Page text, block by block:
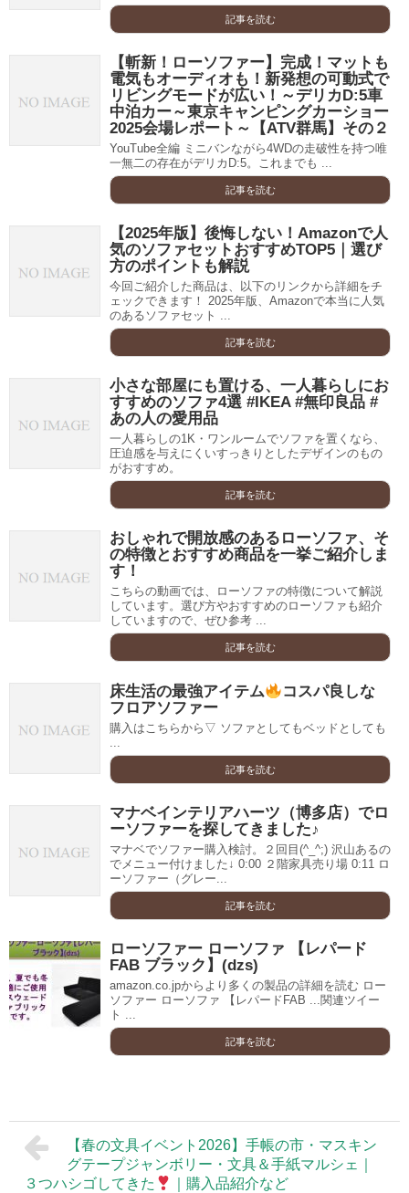
記事を読む
【斬新！ローソファー】完成！マットも
電気もオーディオも！新発想の可動式で
リビングモードが広い！～デリカD:5車
中泊カー～東京キャンピングカーショー
2025会場レポート～【ATV群馬】その２
YouTube全編 ミニバンながら4WDの走破性を持つ唯
一無二の存在がデリカD:5。これまでも ...
記事を読む
【2025年版】後悔しない！Amazonで人
気のソファセットおすすめTOP5｜選び
方のポイントも解説
今回ご紹介した商品は、以下のリンクから詳細をチ
ェックできます！ 2025年版、Amazonで本当に人気
のあるソファセット ...
記事を読む
小さな部屋にも置ける、一人暮らしにお
すすめのソファ4選 #IKEA #無印良品 #
あの人の愛用品
一人暮らしの1K・ワンルームでソファを置くなら、
圧迫感を与えにくいすっきりとしたデザインのもの
がおすすめ。
記事を読む
おしゃれで開放感のあるローソファ、そ
の特徴とおすすめ商品を一挙ご紹介しま
す！
こちらの動画では、ローソファの特徴について解説
しています。選び方やおすすめのローソファも紹介
していますので、ぜひ参考 ...
記事を読む
床生活の最強アイテム
コスパ良しな
フロアソファー
購入はこちらから▽ ソファとしてもベッドとしても
...
記事を読む
マナベインテリアハーツ（博多店）でロ
ーソファーを探してきました♪
マナベでソファー購入検討。２回目(^_^;) 沢山あるの
でメニュー付けました↓ 0:00 ２階家具売り場 0:11 ロ
ーソファー（グレー...
記事を読む
ローソファー ローソファ 【レパード
FAB ブラック】(dzs)
amazon.co.jpからより多くの製品の詳細を読む ロー
ソファー ローソファ 【レパードFAB ...関連ツイー
ト ...
記事を読む
【春の文具イベント2026】手帳の市・マスキン
グテープジャンボリー・文具＆手紙マルシェ｜
３つハシゴしてきた
｜購入品紹介など